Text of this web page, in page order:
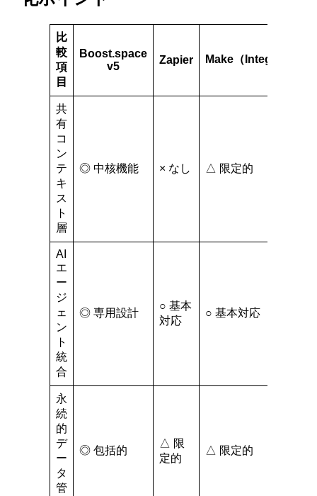
比
較
項
目
Boost.space
v5
Zapier Make（Integromat）
共
有
コ
ン
テ
キ
ス
ト
層
◎ 中核機能 × なし △ 限定的
AI
エ
ー
ジ
ェ
ン
ト
統
合
◎ 専用設計
○ 基本
対応
○ 基本対応
永
続
的
デ
ー
タ
管
◎ 包括的
△ 限
定的
△ 限定的